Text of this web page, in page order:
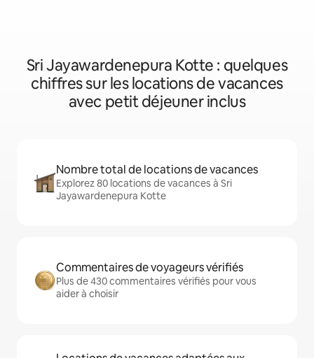
Sri Jayawardenepura Kotte : quelques
chiffres sur les locations de vacances
avec petit déjeuner inclus
Nombre total de locations de vacances
Explorez 80 locations de vacances à Sri
Jayawardenepura Kotte
Commentaires de voyageurs vérifiés
Plus de 430 commentaires vérifiés pour vous
aider à choisir